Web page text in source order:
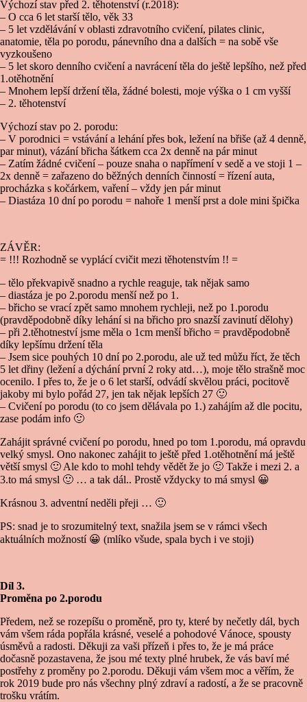
Výchozí stav před 2. těhotenství (r.2018):
– O cca 6 let starší tělo, věk 33
– 5 let vzdělávání v oblasti zdravotního cvičení, pilates clinic,
anatomie, těla po porodu, pánevního dna a dalších = na sobě vše
vyzkoušeno
– 5 let skoro denního cvičení a navrácení těla do ještě lepšího, než před
1.otěhotnění
– Mnohem lepší držení těla, žádné bolesti, moje výška o 1 cm vyšší
– 2. těhotenství
Výchozí stav po 2. porodu:
– V porodnici = vstávání a lehání přes bok, ležení na břiše (až 4 denně,
par minut), vázání břicha šátkem cca 2x denně na pár minut
– Zatím žádné cvičení – pouze snaha o napřímení v sedě a ve stoji 1 –
2x denně = zařazeno do běžných denních činností = řízení auta,
procházka s kočárkem, vaření – vždy jen pár minut
– Diastáza 10 dní po porodu = nahoře 1 menší prst a dole mini špička
ZÁVĚR:
= !!! Rozhodně se vyplácí cvičit mezi těhotenstvím !! =
– tělo překvapivě snadno a rychle reaguje, tak nějak samo
– diastáza je po 2.porodu menší než po 1.
– břicho se vrací zpět samo mnohem rychleji, než po 1.porodu
(pravděpodobně díky lehání si na břicho pro snazší zavinutí dělohy)
– při 2.těhotneství jsme měla o 1cm menší břicho = pravděpodobně
díky lepšímu držení těla
– Jsem sice pouhých 10 dní po 2.porodu, ale už ted můžu říct, že těch
5 let dřiny (ležení a dýchání první 2 roky atd…), moje tělo strašně moc
ocenilo. I přes to, že je o 6 let starší, odvádí skvělou práci, pocitově
jakoby mi bylo pořád 27, jen tak nějak lepších 27 🙂
– Cvičení po porodu (to co jsem dělávala po 1.) zahájím až dle pocitu,
zase podám info 🙂
Zahájit správné cvičení po porodu, hned po tom 1.porodu, má opravdu
velký smysl. Ono nakonec zahájit to ještě před 1.otěhotnění má ještě
větší smysl 🙂 Ale kdo to mohl tehdy vědět že jo 🙂 Takže i mezi 2. a
3.to má smysl 🙂 … a tak dál.. Prostě vždycky to má smysl 😀
Krásnou 3. adventní neděli přeji … 🙂
PS: snad je to srozumitelný text, snažila jsem se v rámci všech
aktuálních možností 😀 (mlíko všude, spala bych i ve stoji)
Díl 3.
Proměna po 2.porodu
Předem, než se rozepíšu o proměně, pro ty, které by nečetly dál, bych
vám všem ráda popřála krásné, veselé a pohodové Vánoce, spousty
úsměvů a radosti. Děkuji za vaši přízeň i přes to, že je má práce
dočasně pozastavena, že jsou mé texty plné hrubek, že vás baví mé
postřehy z proměny po 2.porodu. Děkuji vám všem moc a věřím, že
rok 2019 bude pro nás všechny plný zdraví a radostí, a že se pracovně
trošku vrátím.